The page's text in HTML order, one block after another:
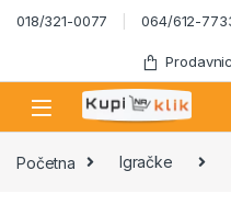
Skip to navigation
Skip to content
018/321-0077 064/612-
Početna Igračke